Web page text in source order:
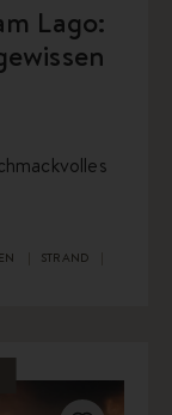
Lago:
STRAND